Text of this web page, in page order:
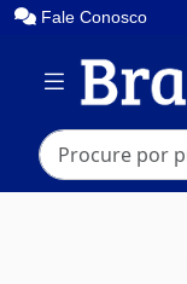
Fale Conosco